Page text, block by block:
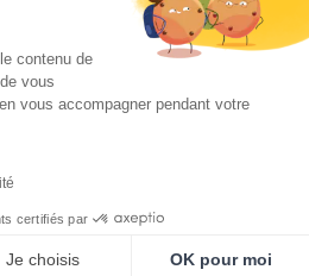
contenu de
vous
vous accompagner pendant votre
certifiés par
Je choisis OK pour moi